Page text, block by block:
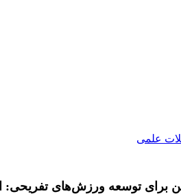
علمی
برای توسعه ورزش‌های تفریحی: